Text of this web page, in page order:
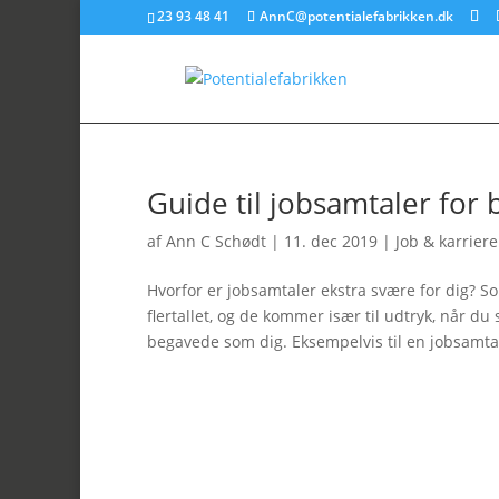
23 93 48 41 AnnC@potentialefabrikken.dk
Guide til jobsamtaler for
afAnn C Schødt | 11. dec 2019 | Job & karriere
Hvorfor er jobsamtaler ekstra svære for dig?
flertallet, og de kommer især til udtryk, når du
begavede som dig. Eksempelvis til en